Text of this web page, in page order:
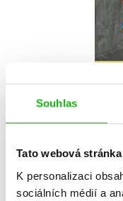
Souhlas
Tato webová
K personalizaci
sociálních médií a